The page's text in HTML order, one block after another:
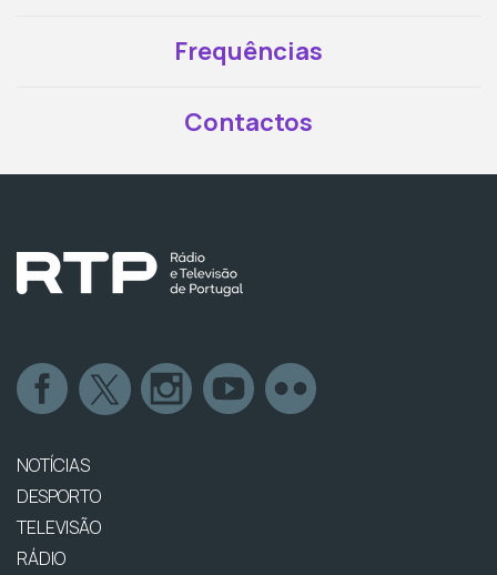
Frequências
Contactos
NOTÍCIAS
DESPORTO
TELEVISÃO
RÁDIO